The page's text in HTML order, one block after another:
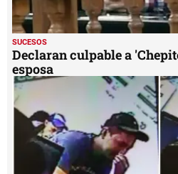
SUCESOS
Declaran culpable a
esposa